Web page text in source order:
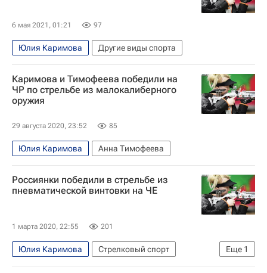
6 мая 2021, 01:21 97
Юлия Каримова Другие виды спорта
Каримова и Тимофеева победили на
ЧР по стрельбе из малокалиберного
оружия
29 августа 2020, 23:52 85
Юлия Каримова Анна Тимофеева
Россиянки победили в стрельбе из
пневматической винтовки на ЧЕ
1 марта 2020, 22:55 201
Еще 1
Юлия Каримова
Стрелковый спорт
Чемпионат Европы по стрельбе из пневматического оружия